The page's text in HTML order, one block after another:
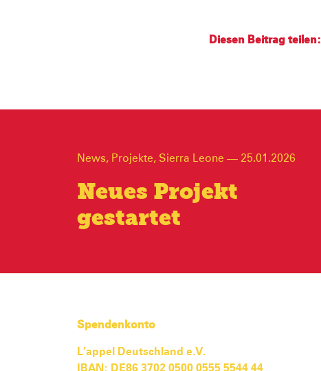
Diesen Beitrag teilen:
News, Projekte, Sierra Leone — 25.01.2026
Neues Projekt
gestartet
Spendenkonto
L’appel Deutschland e.V.
IBAN: DE86 3702 0500 0555 5544 44